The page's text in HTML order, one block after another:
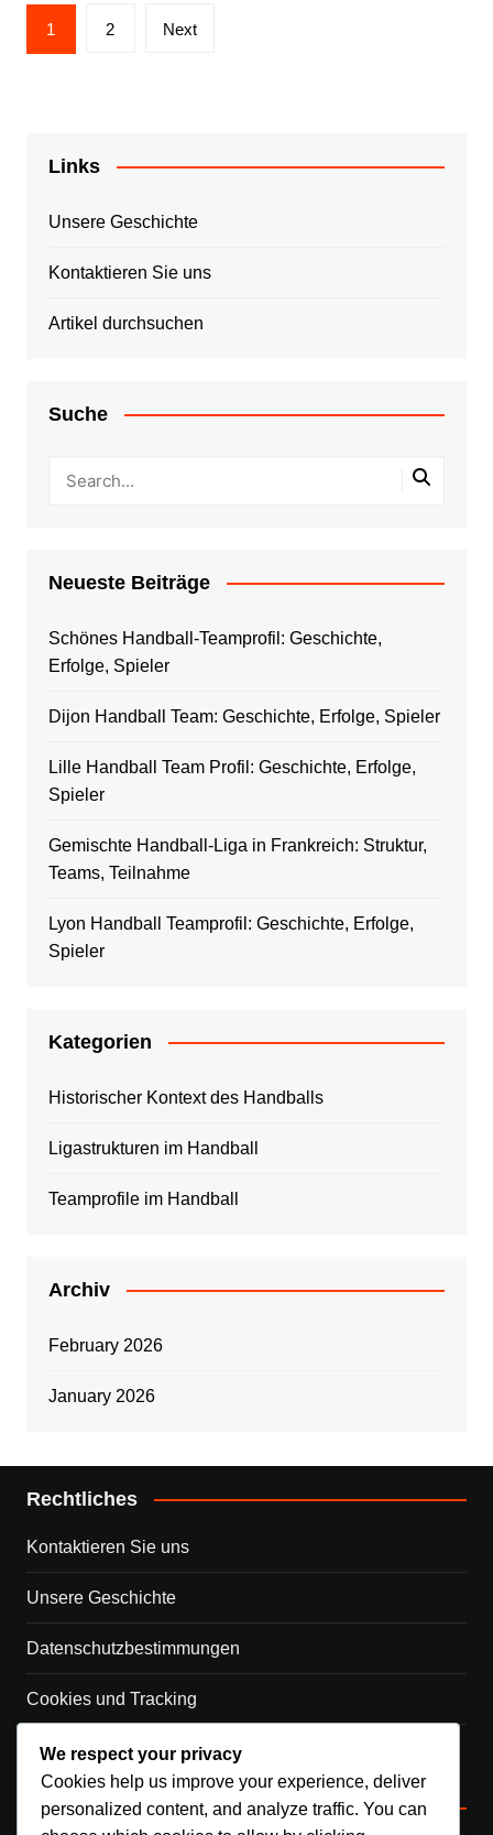
Posts
pagination
1 2 Next
Links
Unsere Geschichte
Kontaktieren Sie uns
Artikel durchsuchen
Suche
Neueste Beiträge
Schönes Handball-Teamprofil: Geschichte,
Erfolge, Spieler
Dijon Handball Team: Geschichte, Erfolge, Spieler
Lille Handball Team Profil: Geschichte, Erfolge,
Spieler
Gemischte Handball-Liga in Frankreich: Struktur,
Teams, Teilnahme
Lyon Handball Teamprofil: Geschichte, Erfolge,
Spieler
Kategorien
Historischer Kontext des Handballs
Ligastrukturen im Handball
Teamprofile im Handball
Archiv
February 2026
January 2026
Rechtliches
Kontaktieren Sie uns
Unsere Geschichte
Datenschutzbestimmungen
Cookies und Tracking
Allgemeine Geschäftsbedingungen
Kategorien
We respect your privacy
Cookies help us improve your experience, deliver
personalized content, and analyze traffic. You can